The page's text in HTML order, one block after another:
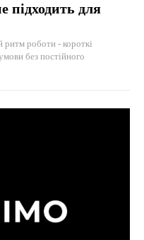
підходить для
ритм роботи - короткі
без постійного